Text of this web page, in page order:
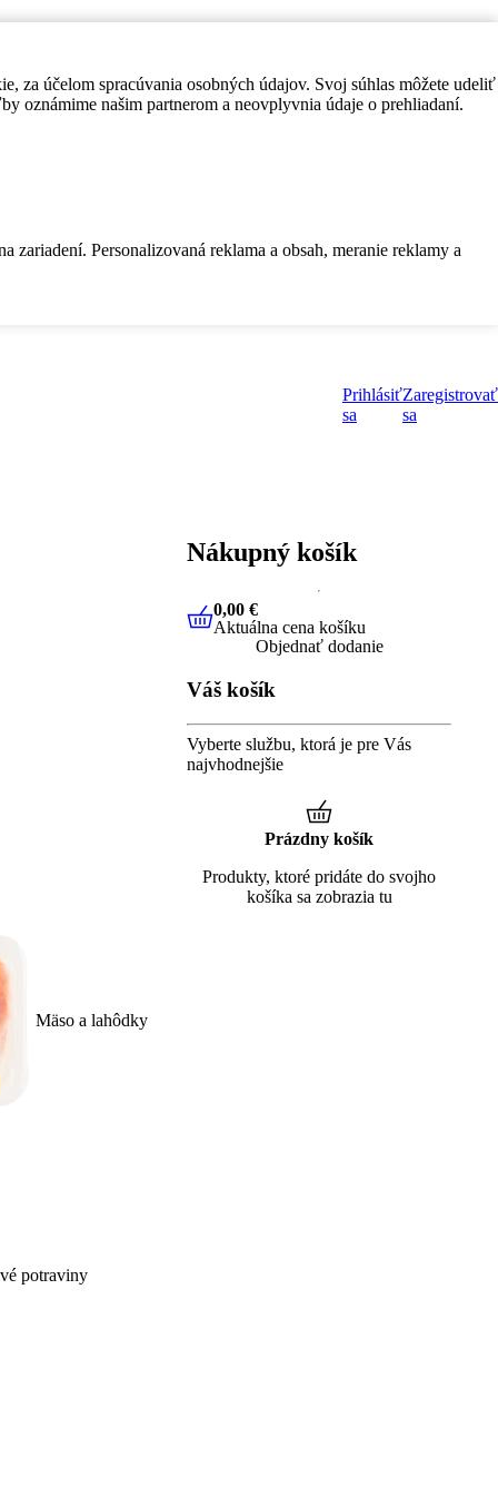
za účelom spracúvania osobných údajov. Svoj súhlas môžete udeliť
oznámime našim partnerom a neovplyvnia údaje o prehliadaní.
Personalizovaná reklama a obsah, meranie reklamy a
Prihlásiť
sa
Zaregistrovať
sa
Mäso a lahôdky
potraviny
Nákupný košík
0,00 €Aktuálna cena košíku
0,00 €
Aktuálna cena košíku
Objednať dodanie
Váš košík
Vyberte službu, ktorá je pre Vás
najvhodnejšie
Prázdny košík
Produkty, ktoré pridáte do svojho
košíka sa zobrazia tu